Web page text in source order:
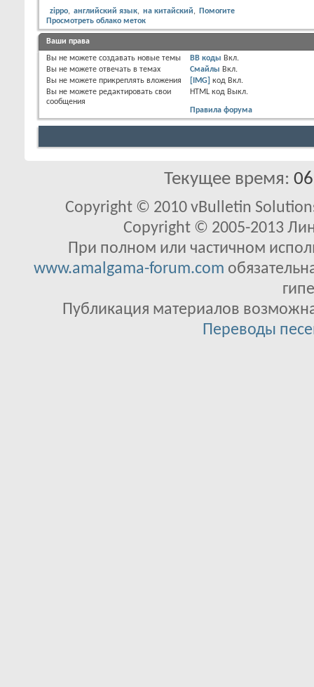
zippo английский язык на китайский
Помогите
Просмотреть облако меток
Ваши права
Вы не можете создавать новые темы
Вы не можете отвечать в темах
Вы не можете прикреплять вложения
Вы не можете редактировать свои
сообщения
BB коды Вкл.
Смайлы Вкл.
[IMG] код Вкл.
HTML код Выкл.
Правила форума
Текущее время:
Copyright © 2010 vBulletin
Copyright © 2005-2013
При полном или частичном
www.amalgama-forum.com
Публикация материалов
Переводы